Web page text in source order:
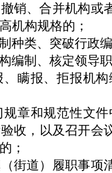
销、合并机构或
机构规格的；
种类、突破行政
编制、核定领导
、瞒报、拒报机
规章和规范性文
收，以及召开会
；
街道）履职事项